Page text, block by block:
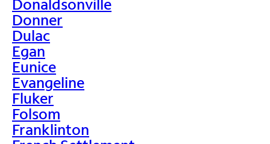
Donaldsonville
Donner
Dulac
Egan
Eunice
Evangeline
Fluker
Folsom
Franklinton